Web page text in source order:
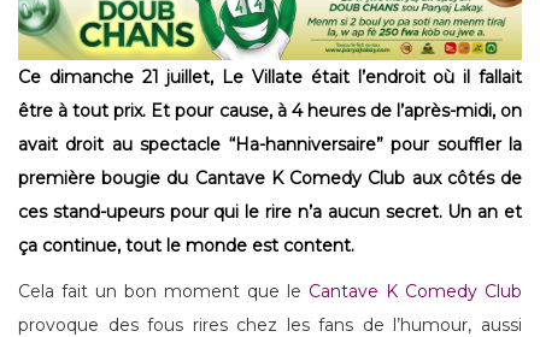
Ce dimanche 21 juillet, Le Villate était l’endroit où il fallait
être à tout prix. Et pour cause, à 4 heures de l’après-midi, on
avait droit au spectacle “Ha-hanniversaire” pour souffler la
première bougie du Cantave K Comedy Club aux côtés de
ces stand-upeurs pour qui le rire n’a aucun secret. Un an et
ça continue, tout le monde est content.
Cela fait un bon moment que le Cantave K Comedy Club
provoque des fous rires chez les fans de l’humour, aussi